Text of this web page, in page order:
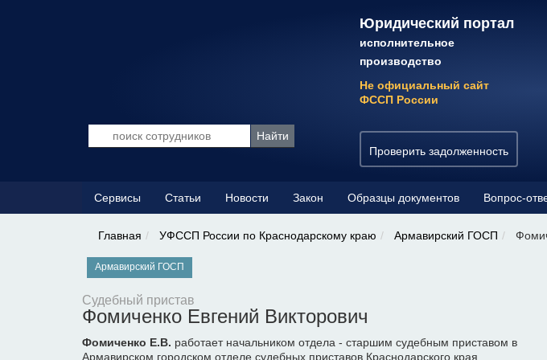
Юридический портал
исполнительное
производство
Не официальный сайт
ФССП России
Проверить задолженность
Сервисы Статьи Новости Закон Образцы документов Вопрос-
Главная УФССП России по Краснодарскому краю Армавирский ГОСП
Армавирский ГОСП
Судебный пристав
Фомиченко Евгений Викторович
Фомиченко Е.В. работает начальником отдела - старшим судебным приставом в
Армавирском городском отделе судебных приставов Краснодарского края